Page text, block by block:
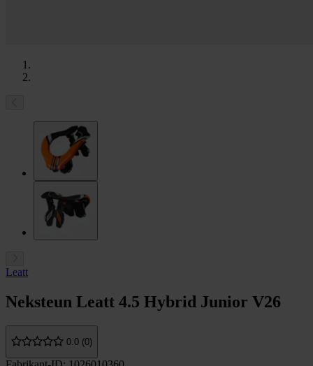
Leatt
Neksteun Leatt 4.5 Hybrid Junior V26
0.0 (0)